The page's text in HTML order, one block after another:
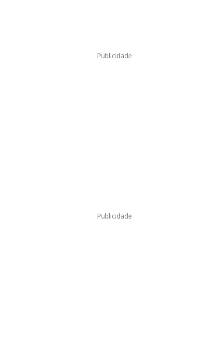
Publicidade
Publicidade